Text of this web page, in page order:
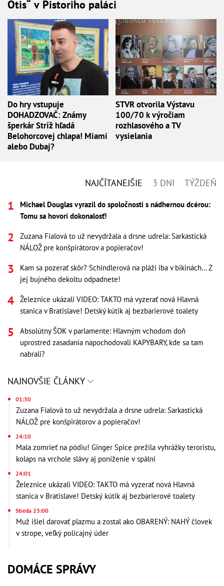
Otis“ v Pistoriho paláci
Do hry vstupuje
DOHADZOVAČ: Známy
šperkár Stríž hľadá
Belohorcovej chlapa! Miami
alebo Dubaj?
STVR otvorila Výstavu
100/70 k výročiam
rozhlasového a TV
vysielania
NAJČÍTANEJŠIE 3 DNI TÝŽDEŇ
Michael Douglas vyrazil do spoločnosti s nádhernou dcérou:
Tomu sa hovorí dokonalosť!
Zuzana Fialová to už nevydržala a drsne udrela: Sarkastická
NÁLOŽ pre konšpirátorov a popieračov!
Kam sa pozerať skôr? Schindlerová na pláži iba v bikinách... Z
jej bujného dekoltu odpadnete!
Železnice ukázali VIDEO: TAKTO má vyzerať nová Hlavná
stanica v Bratislave! Detský kútik aj bezbarierové toalety
Absolútny ŠOK v parlamente: Hlavným vchodom doň
uprostred zasadania napochodovali KAPYBARY, kde sa tam
nabrali?
NAJNOVŠIE ČLÁNKY
01:30
Zuzana Fialová to už nevydržala a drsne udrela: Sarkastická
NÁLOŽ pre konšpirátorov a popieračov!
24:10
Mala zomrieť na pódiu! Ginger Spice prežila vyhrážky teroristu,
kolaps na vrchole slávy aj poníženie v spálni
24:01
Železnice ukázali VIDEO: TAKTO má vyzerať nová Hlavná
stanica v Bratislave! Detský kútik aj bezbarierové toalety
Streda 23:00
Muž išiel darovať plazmu a zostal ako OBARENÝ: NAHÝ človek
v strope, veľký policajný úder
DOMÁCE SPRÁVY